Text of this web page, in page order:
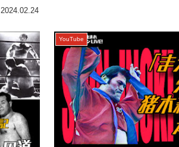
2024.02.24
YouTube